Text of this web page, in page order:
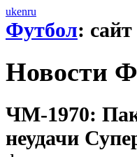
ukenru
Футбол:
Новости
ЧМ-1970:
неудачи